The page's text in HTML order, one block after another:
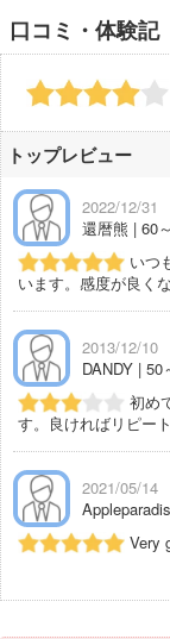
口コミ・体験記
トップレビュー
2022/12/31
還暦熊 | 60
いつ
います。感度が良く
2013/12/10
DANDY | 50
初め
す。良ければリピー
2021/05/14
Very